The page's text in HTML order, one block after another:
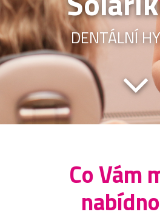
DENTÁLNÍ
Co Vám